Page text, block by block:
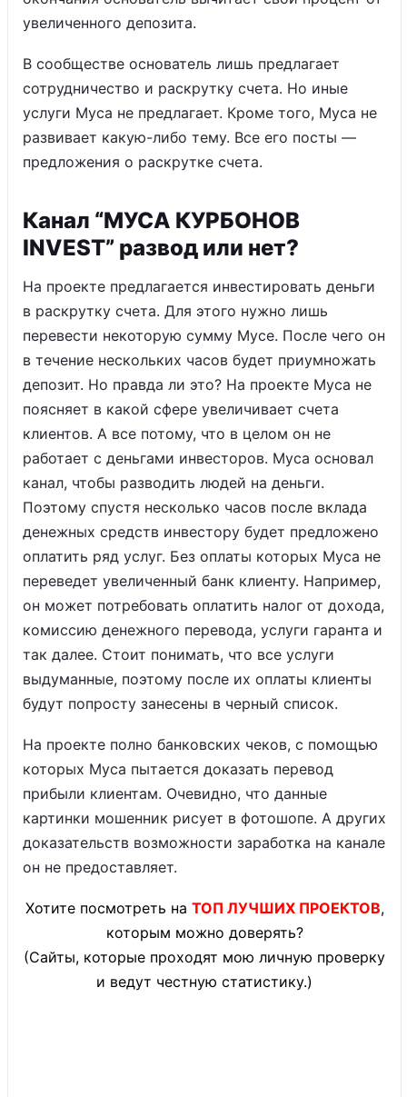
увеличенного депозита.
В сообществе основатель лишь предлагает
сотрудничество и раскрутку счета. Но иные
услуги Муса не предлагает. Кроме того, Муса не
развивает какую-либо тему. Все его посты —
предложения о раскрутке счета.
Канал “МУСА КУРБОНОВ
INVEST” развод или нет?
На проекте предлагается инвестировать деньги
в раскрутку счета. Для этого нужно лишь
перевести некоторую сумму Мусе. После чего он
в течение нескольких часов будет приумножать
депозит. Но правда ли это? На проекте Муса не
поясняет в какой сфере увеличивает счета
клиентов. А все потому, что в целом он не
работает с деньгами инвесторов. Муса основал
канал, чтобы разводить людей на деньги.
Поэтому спустя несколько часов после вклада
денежных средств инвестору будет предложено
оплатить ряд услуг. Без оплаты которых Муса не
переведет увеличенный банк клиенту. Например,
он может потребовать оплатить налог от дохода,
комиссию денежного перевода, услуги гаранта и
так далее. Стоит понимать, что все услуги
выдуманные, поэтому после их оплаты клиенты
будут попросту занесены в черный список.
На проекте полно банковских чеков, с помощью
которых Муса пытается доказать перевод
прибыли клиентам. Очевидно, что данные
картинки мошенник рисует в фотошопе. А других
доказательств возможности заработка на канале
он не предоставляет.
Хотите посмотреть на ТОП ЛУЧШИХ ПРОЕКТОВ,
которым можно доверять?
(Сайты, которые проходят мою личную проверку
и ведут честную статистику.)